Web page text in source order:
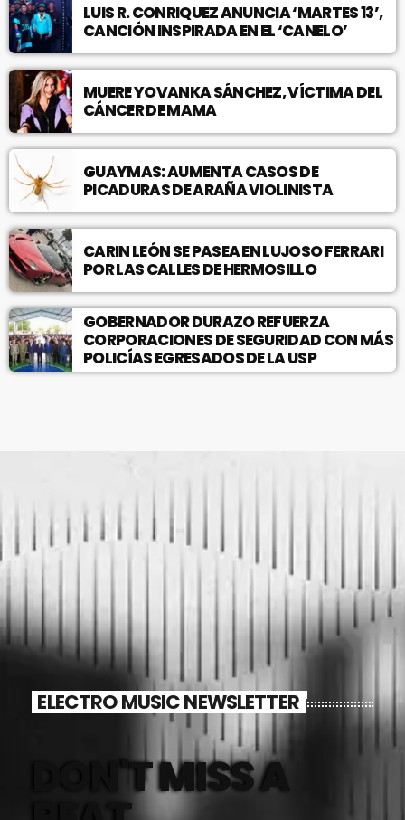
LUIS R. CONRIQUEZ ANUNCIA ‘MARTES 13’,
CANCIÓN INSPIRADA EN EL ‘CANELO’
MUERE YOVANKA SÁNCHEZ, VÍCTIMA DEL
CÁNCER DE MAMA
GUAYMAS: AUMENTA CASOS DE
PICADURAS DE ARAÑA VIOLINISTA
CARIN LEÓN SE PASEA EN LUJOSO FERRARI
POR LAS CALLES DE HERMOSILLO
GOBERNADOR DURAZO REFUERZA
CORPORACIONES DE SEGURIDAD CON MÁS
POLICÍAS EGRESADOS DE LA USP
ELECTRO MUSIC NEWSLETTER
DON'T MISS A